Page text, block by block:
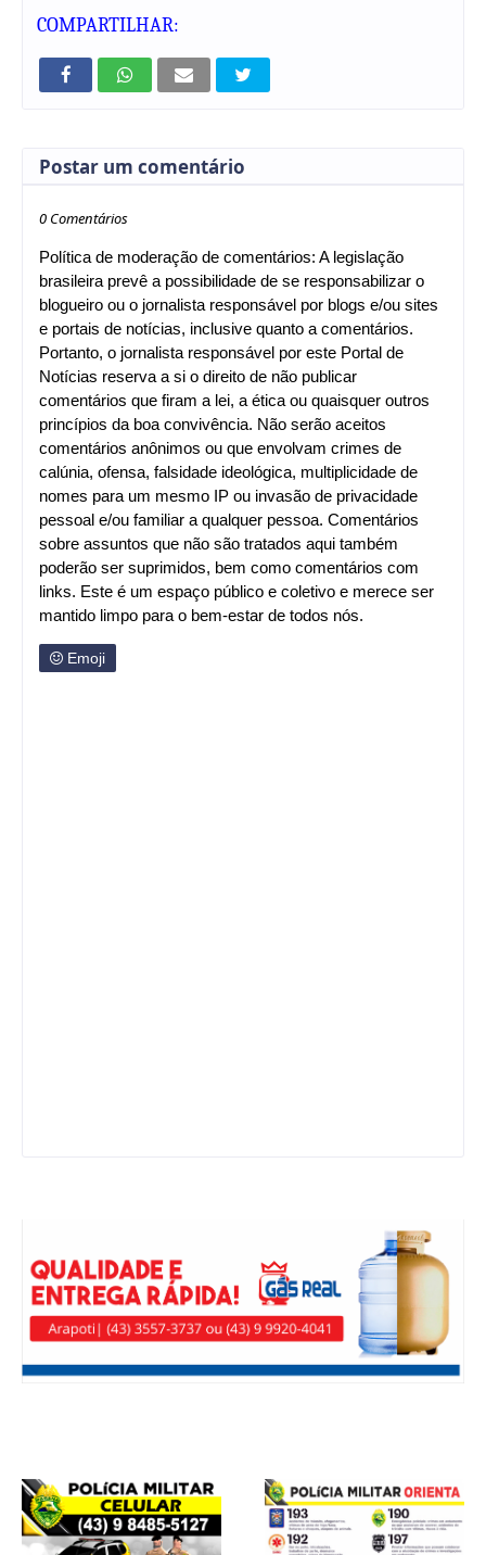
COMPARTILHAR:
Postar um comentário
0 Comentários
Política de moderação de comentários: A legislação
brasileira prevê a possibilidade de se responsabilizar o
blogueiro ou o jornalista responsável por blogs e/ou sites
e portais de notícias, inclusive quanto a comentários.
Portanto, o jornalista responsável por este Portal de
Notícias reserva a si o direito de não publicar
comentários que firam a lei, a ética ou quaisquer outros
princípios da boa convivência. Não serão aceitos
comentários anônimos ou que envolvam crimes de
calúnia, ofensa, falsidade ideológica, multiplicidade de
nomes para um mesmo IP ou invasão de privacidade
pessoal e/ou familiar a qualquer pessoa. Comentários
sobre assuntos que não são tratados aqui também
poderão ser suprimidos, bem como comentários com
links. Este é um espaço público e coletivo e merece ser
mantido limpo para o bem-estar de todos nós.
Emoji